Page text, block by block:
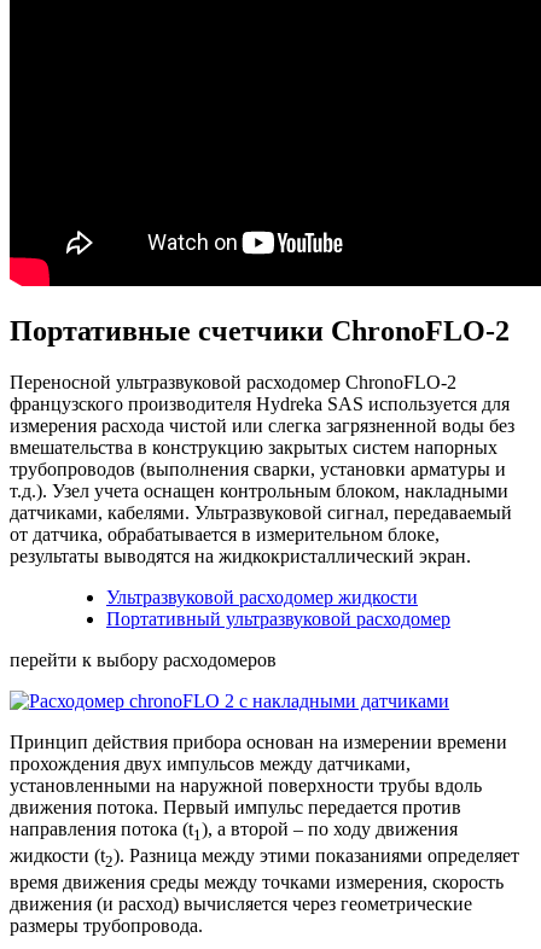
Портативные счетчики ChronoFLO-2
Переносной ультразвуковой расходомер ChronoFLO-2
французского производителя Hydreka SAS используется для
измерения расхода чистой или слегка загрязненной воды без
вмешательства в конструкцию закрытых систем напорных
трубопроводов (выполнения сварки, установки арматуры и
т.д.). Узел учета оснащен контрольным блоком, накладными
датчиками, кабелями. Ультразвуковой сигнал, передаваемый
от датчика, обрабатывается в измерительном блоке,
результаты выводятся на жидкокристаллический экран.
Ультразвуковой расходомер жидкости
Портативный ультразвуковой расходомер
перейти к выбору расходомеров
Принцип действия прибора основан на измерении времени
прохождения двух импульсов между датчиками,
установленными на наружной поверхности трубы вдоль
движения потока. Первый импульс передается против
направления потока (t1 ), а второй – по ходу движения
жидкости (t2). Разница между этими показаниями определяет
время движения среды между точками измерения, скорость
движения (и расход) вычисляется через геометрические
размеры трубопровода.